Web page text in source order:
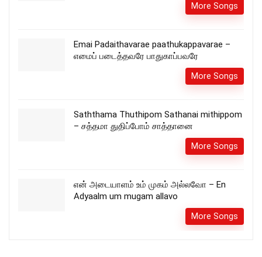
More Songs
Emai Padaithavarae paathukappavarae –
எமைப் படைத்தவரே பாதுகாப்பவரே
More Songs
Saththama Thuthipom Sathanai mithippom
– சத்தமா துதிப்போம் சாத்தானை
More Songs
என் அடையாளம் உம் முகம் அல்லவோ – En
Adyaalm um mugam allavo
More Songs